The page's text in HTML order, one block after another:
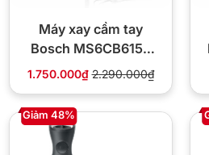
Máy xay cầm tay
Bosch MS6CB6157
1000W 12 tốc độ
1.750.000₫ 2.290.000₫
Giảm 48%